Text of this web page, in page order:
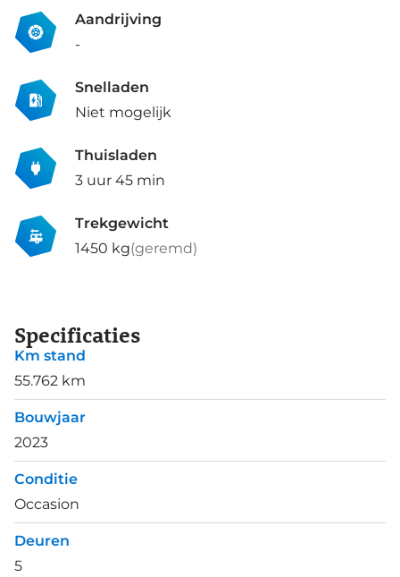
Aandrijving
-
Snelladen
Niet mogelijk
Thuisladen
3 uur 45 min
Trekgewicht
1450 kg(geremd)
Specificaties
Km stand
55.762 km
Bouwjaar
2023
Conditie
Occasion
Deuren
5